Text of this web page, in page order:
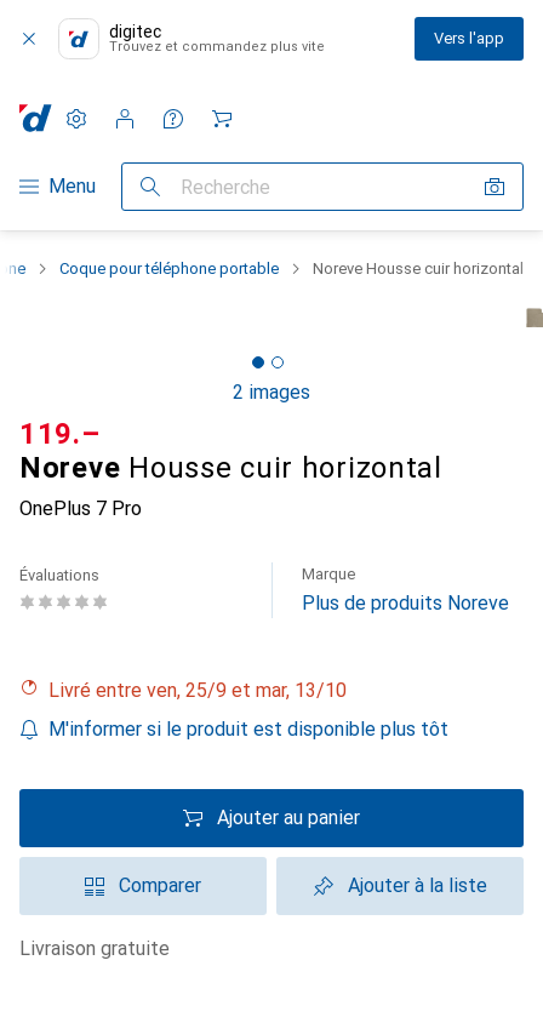
digitec
Trouvez et commandez plus vite Vers l'app
Navigation par catégorie
Menu Recherche
Paramètres
Compte client
Listes de comparaison
Listes d'envies
Panier
Coque pour téléphone portable Noreve Housse cuir horizontal
2 images
Noreve Housse cuir horizontal
OnePlus 7 Pro
CHF
119.–
Évaluations Marque
Plus de produits Noreve
Livré entre ven, 25/9 et mar, 13/10
M'informer si le produit est disponible plus tôt
Ajouter au panier
Comparer Ajouter à la liste
livraison gratuite